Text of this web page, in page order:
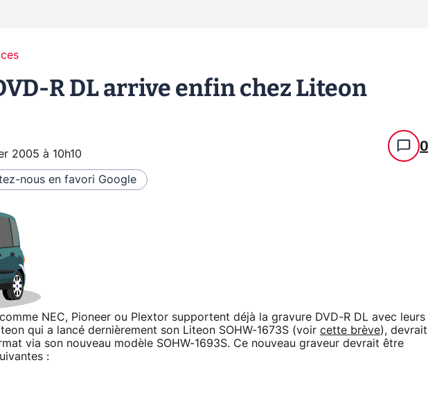
R DL arrive enfin chez Liteon
2005 à 10h10 0
nous en favori Google
NEC, Pioneer ou Plextor supportent déjà la gravure DVD-R DL avec leurs
qui a lancé dernièrement son Liteon SOHW-1673S (voir cette brève), devrait
via son nouveau modèle SOHW-1693S. Ce nouveau graveur devrait être
: